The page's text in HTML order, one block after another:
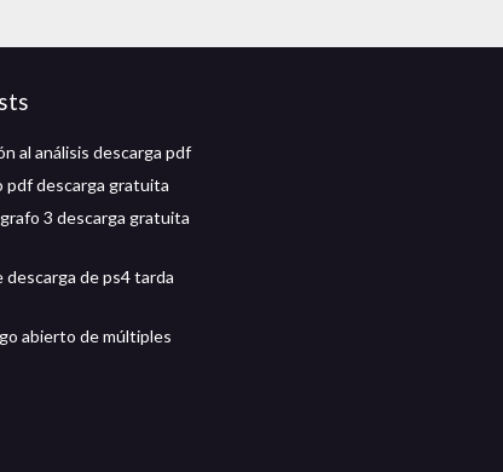
al análisis descarga pdf
pdf descarga gratuita
3 descarga gratuita
descarga de ps4 tarda
abierto de múltiples